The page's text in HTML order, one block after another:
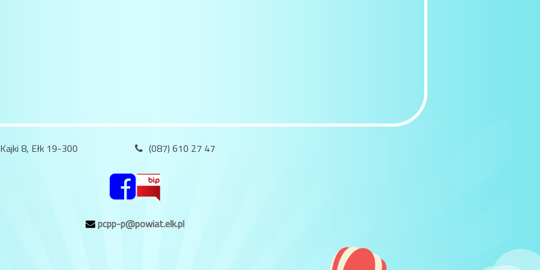
8, Ełk 19-300 (087) 610 27 47
pcpp-p@powiat.elk.pl